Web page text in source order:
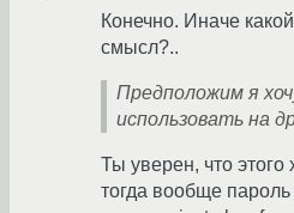
Конечно. Иначе
смысл?..
Предположим я
использовать на
Ты уверен, что
тогда вообще